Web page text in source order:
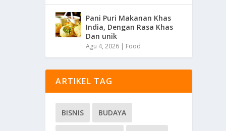
Pani Puri Makanan Khas
India, Dengan Rasa Khas
Dan unik
Agu 4, 2026 | Food
ARTIKEL TAG
BISNIS BUDAYA